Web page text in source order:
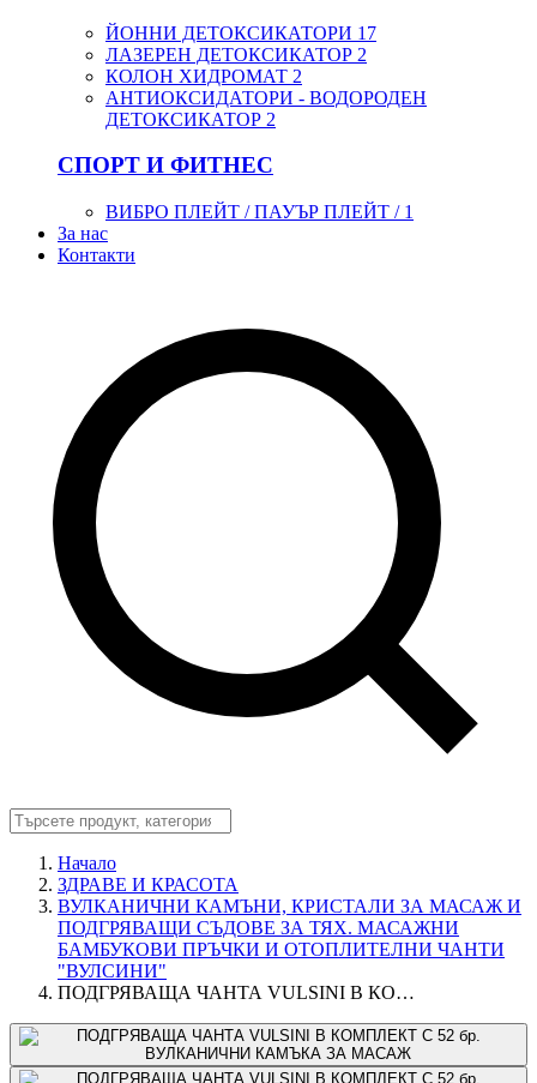
ЙОННИ ДЕТОКСИКАТОРИ 17
ЛАЗЕРЕН ДЕТОКСИКАТОР 2
КОЛОН ХИДРОМАТ 2
АНТИОКСИДАТОРИ - ВОДОРОДЕН
ДЕТОКСИКАТОР 2
СПОРТ И ФИТНЕС
ВИБРО ПЛЕЙТ / ПАУЪР ПЛЕЙТ / 1
За нас
Контакти
Начало
ЗДРАВЕ И КРАСОТА
ВУЛКАНИЧНИ КАМЪНИ, КРИСТАЛИ ЗА МАСАЖ И
ПОДГРЯВАЩИ СЪДОВЕ ЗА ТЯХ. МАСАЖНИ
БАМБУКОВИ ПРЪЧКИ И ОТОПЛИТЕЛНИ ЧАНТИ
"ВУЛСИНИ"
ПОДГРЯВАЩА ЧАНТА VULSINI В КО…